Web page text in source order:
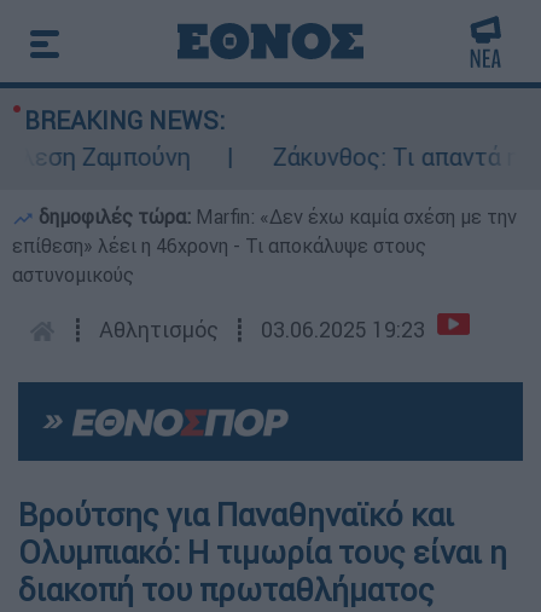
BREAKING NEWS:
Ζαμπούνη
Ζάκυνθος: Τι απαντά η
δημοφιλές τώρα: Marfin: «Δεν έχω καμία σχέση με την
επίθεση» λέει η 46χρονη - Τι αποκάλυψε στους
αστυνομικούς
┋ Αθλητισμός ┋ 03.06.2025 19:23
Βρούτσης για Παναθηναϊκό και
Ολυμπιακό: Η τιμωρία τους είναι η
διακοπή του πρωταθλήματος